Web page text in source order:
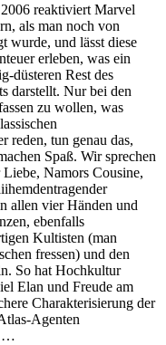
reaktiviert Marvel
als man noch von
wurde, und lässt diese
erleben, was ein
düsteren Rest des
darstellt. Nur bei den
zu wollen, was
reden, tun genau das,
Spaß. Wir sprechen
Namors Cousine,
allen vier Händen und
ebenfalls
Kultisten (man
fressen) und den
So hat Hochkultur
Elan und Freude am
Charakterisierung der
Agenten
…